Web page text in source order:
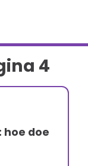
4
hoe doe